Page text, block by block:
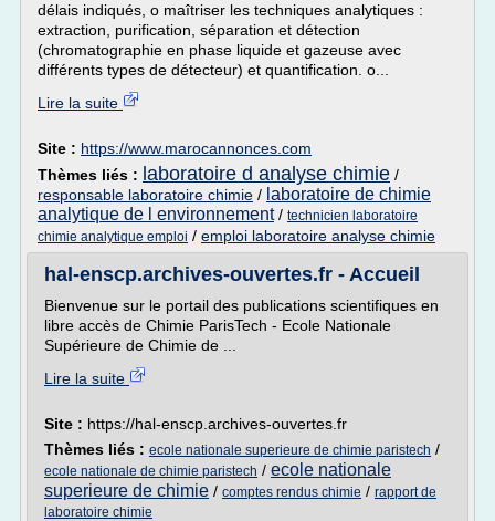
délais indiqués, o maîtriser les techniques analytiques :
extraction, purification, séparation et détection
(chromatographie en phase liquide et gazeuse avec
différents types de détecteur) et quantification. o...
Lire la suite
Site : https://www.marocannonces.com
Thèmes liés : laboratoire d analyse chimie /
responsable laboratoire chimie / laboratoire de chimie
analytique de l environnement/ technicien laboratoire
chimie analytique emploi / emploi laboratoire analyse chimie
hal-enscp.archives-ouvertes.fr - Accueil
Bienvenue sur le portail des publications scientifiques en
libre accès de Chimie ParisTech - Ecole Nationale
Supérieure de Chimie de ...
Lire la suite
Site : https://hal-enscp.archives-ouvertes.fr
Thèmes liés : ecole nationale superieure de chimie paristech /
ecole nationale de chimie paristech / ecole nationale
superieure de chimie / comptes rendus chimie / rapport de
laboratoire chimie